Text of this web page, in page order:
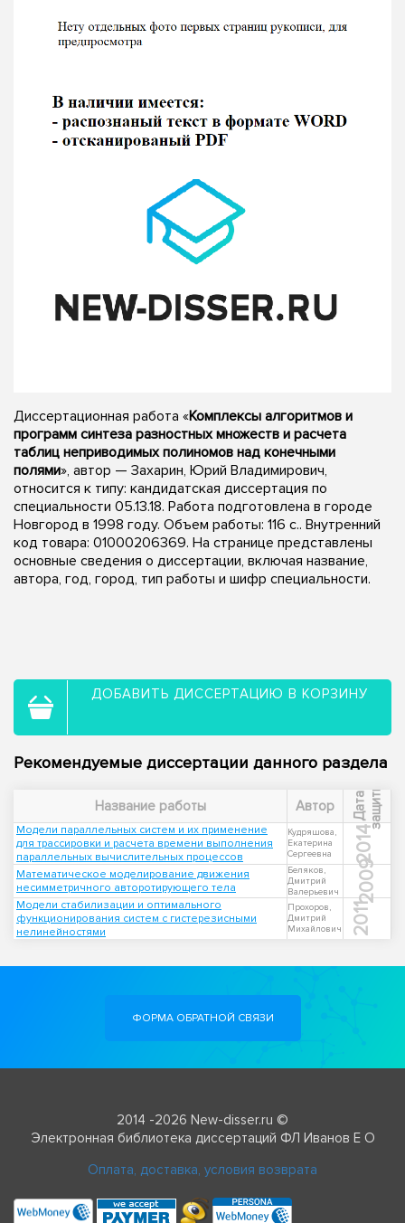
Диссертационная работа «Комплексы алгоритмов и
программ синтеза разностных множеств и расчета
таблиц неприводимых полиномов над конечными
полями», автор — Захарин, Юрий Владимирович,
относится к типу: кандидатская диссертация по
специальности 05.13.18. Работа подготовлена в городе
Новгород в 1998 году. Объем работы: 116 с.. Внутренний
код товара: 01000206369. На странице представлены
основные сведения о диссертации, включая название,
автора, год, город, тип работы и шифр специальности.
ДОБАВИТЬ ДИССЕРТАЦИЮ В КОРЗИНУ
Рекомендуемые диссертации данного раздела
Название работы Автор Д
а
т
а
з
а
щ
и
т ы
Модели параллельных систем и их применение
для трассировки и расчета времени выполнения
параллельных вычислительных процессов
Кудряшова,
Екатерина
Сергеевна
2014
Математическое моделирование движения
несимметричного авторотирующего тела
Беляков,
Дмитрий
Валерьевич
2009
Модели стабилизации и оптимального
функционирования систем с гистерезисными
нелинейностями
Прохоров,
Дмитрий
Михайлович
2011
ФОРМА ОБРАТНОЙ СВЯЗИ
2014 -2026 New-disser.ru ©
Электронная библиотека диссертаций ФЛ Иванов Е О
Оплата, доставка, условия возврата